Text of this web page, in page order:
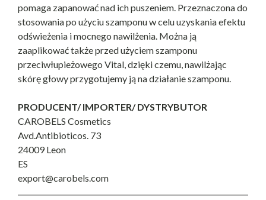
pomaga zapanować nad ich puszeniem. Przeznaczona do
stosowania po użyciu szamponu w celu uzyskania efektu
odświeżenia i mocnego nawilżenia. Można ją
zaaplikować także przed użyciem szamponu
przeciwłupieżowego Vital, dzięki czemu, nawilżając
skórę głowy przygotujemy ją na działanie szamponu.
PRODUCENT/ IMPORTER/ DYSTRYBUTOR
CAROBELS Cosmetics
Avd.Antibioticos. 73
24009 Leon
ES
export@carobels.com